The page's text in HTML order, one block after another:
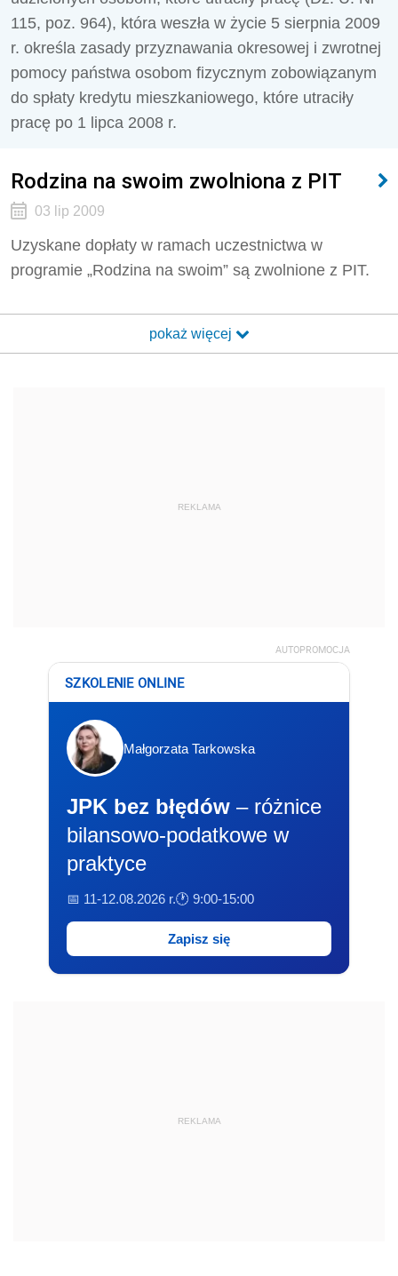
115, poz. 964), która weszła w życie 5 sierpnia 2009
r. określa zasady przyznawania okresowej i zwrotnej
pomocy państwa osobom fizycznym zobowiązanym
do spłaty kredytu mieszkaniowego, które utraciły
pracę po 1 lipca 2008 r.
Rodzina na swoim zwolniona z PIT
03 lip 2009
Uzyskane dopłaty w ramach uczestnictwa w
programie „Rodzina na swoim” są zwolnione z PIT.
pokaż więcej
REKLAMA
AUTOPROMOCJA
SZKOLENIE ONLINE
Małgorzata Tarkowska
JPK bez błędów – różnice
bilansowo-podatkowe w
praktyce
📅 11-12.08.2026 r.🕐 9:00-15:00
Zapisz się
REKLAMA